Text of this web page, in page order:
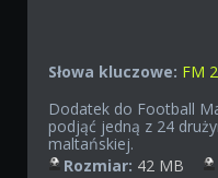
Słowa kluczowe: FM
Dodatek do Football
podjąć jedną z 24
maltańskiej.
Rozmiar: 42 MB